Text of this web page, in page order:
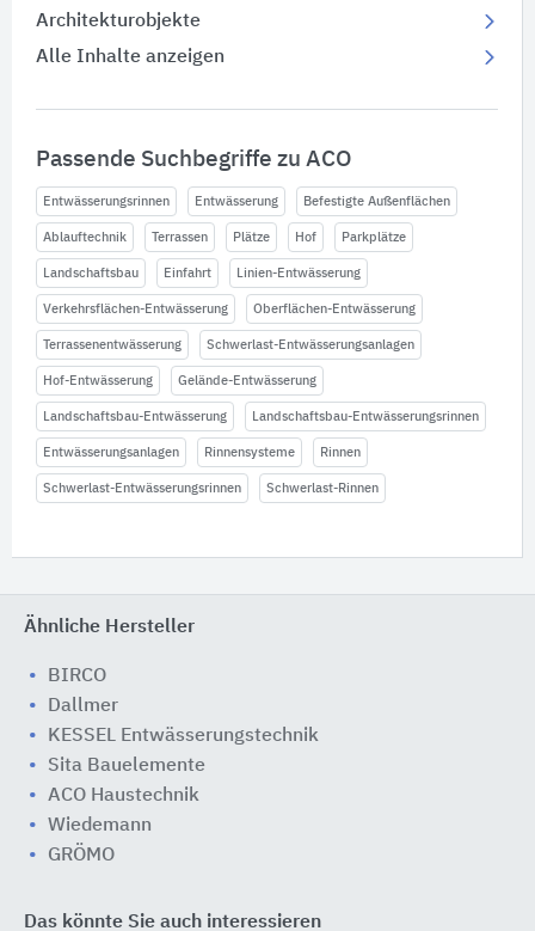
Architekturobjekte
Alle Inhalte anzeigen
Passende Suchbegriffe zu ACO
Entwässerungsrinnen Entwässerung Befestigte Außenflächen
Ablauftechnik Terrassen Plätze Hof Parkplätze
Landschaftsbau Einfahrt Linien-Entwässerung
Verkehrsflächen-Entwässerung Oberflächen-Entwässerung
Terrassenentwässerung Schwerlast-Entwässerungsanlagen
Hof-Entwässerung Gelände-Entwässerung
Landschaftsbau-Entwässerung Landschaftsbau-Entwässerungsrinnen
Entwässerungsanlagen Rinnensysteme Rinnen
Schwerlast-Entwässerungsrinnen Schwerlast-Rinnen
Ähnliche Hersteller
BIRCO
Dallmer
KESSEL Entwässerungstechnik
Sita Bauelemente
ACO Haustechnik
Wiedemann
GRÖMO
Das könnte Sie auch interessieren